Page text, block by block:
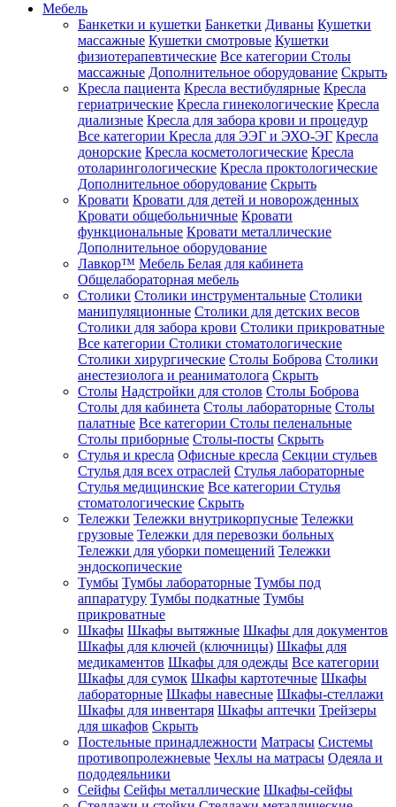
Мебель
Банкетки и кушетки Банкетки Диваны Кушетки
массажные Кушетки смотровые Кушетки
физиотерапевтические Все категории Столы
массажные Дополнительное оборудование Скрыть
Кресла пациента Кресла вестибулярные Кресла
гериатрические Кресла гинекологические Кресла
диализные Кресла для забора крови и процедур
Все категории Кресла для ЭЭГ и ЭХО-ЭГ Кресла
донорские Кресла косметологические Кресла
отоларингологические Кресла проктологические
Дополнительное оборудование Скрыть
Кровати Кровати для детей и новорожденных
Кровати общебольничные Кровати
функциональные Кровати металлические
Дополнительное оборудование
Лавкор™ Мебель Белая для кабинета
Общелабораторная мебель
Столики Столики инструментальные Столики
манипуляционные Столики для детских весов
Столики для забора крови Столики прикроватные
Все категории Столики стоматологические
Столики хирургические Столы Боброва Столики
анестезиолога и реаниматолога Скрыть
Столы Надстройки для столов Столы Боброва
Столы для кабинета Столы лабораторные Столы
палатные Все категории Столы пеленальные
Столы приборные Столы-посты Скрыть
Стулья и кресла Офисные кресла Секции стульев
Стулья для всех отраслей Стулья лабораторные
Стулья медицинские Все категории Стулья
стоматологические Скрыть
Тележки Тележки внутрикорпусные Тележки
грузовые Тележки для перевозки больных
Тележки для уборки помещений Тележки
эндоскопические
Тумбы Тумбы лабораторные Тумбы под
аппаратуру Тумбы подкатные Тумбы
прикроватные
Шкафы Шкафы вытяжные Шкафы для документов
Шкафы для ключей (ключницы) Шкафы для
медикаментов Шкафы для одежды Все категории
Шкафы для сумок Шкафы картотечные Шкафы
лабораторные Шкафы навесные Шкафы-стеллажи
Шкафы для инвентаря Шкафы аптечки Трейзеры
для шкафов Скрыть
Постельные принадлежности Матрасы Системы
противопролежневые Чехлы на матрасы Одеяла и
пододеяльники
Сейфы Сейфы металлические Шкафы-сейфы